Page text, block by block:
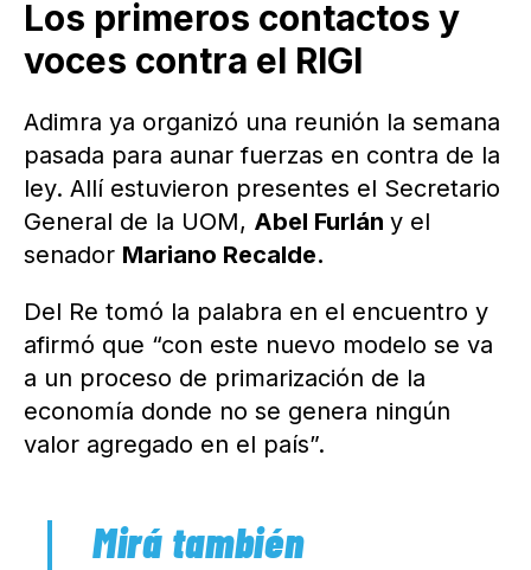
Los primeros contactos y
voces contra el RIGI
Adimra ya organizó una reunión la semana
pasada para aunar fuerzas en contra de la
ley. Allí estuvieron presentes el Secretario
General de la UOM, Abel Furlán y el
senador Mariano Recalde.
Del Re tomó la palabra en el encuentro y
afirmó que “con este nuevo modelo se va
a un proceso de primarización de la
economía donde no se genera ningún
valor agregado en el país”.